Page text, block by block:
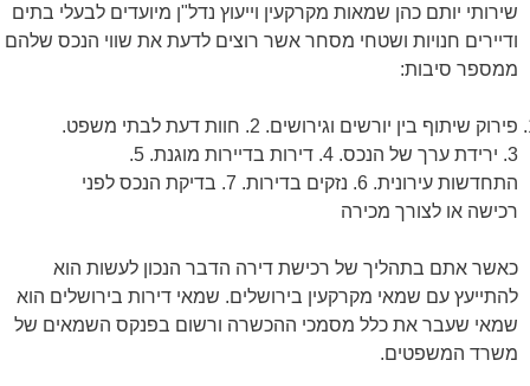
שירותי יותם כהן שמאות מקרקעין וייעוץ נדל"ן מיועדים לבעלי בתים
ודיירים חנויות ושטחי מסחר אשר רוצים לדעת את שווי הנכס שלהם
ממספר סיבות:
פירוק שיתוף בין יורשים וגירושים. 2. חוות דעת לבתי משפט.
3. ירידת ערך של הנכס. 4. דירות בדיירות מוגנת. 5.
התחדשות עירונית. 6. נזקים בדירות. 7. בדיקת הנכס לפני
רכישה או לצורך מכירה
כאשר אתם בתהליך של רכישת דירה הדבר הנכון לעשות הוא
להתייעץ עם שמאי מקרקעין בירושלים. שמאי דירות בירושלים הוא
שמאי שעבר את כלל מסמכי ההכשרה ורשום בפנקס השמאים של
משרד המשפטים.